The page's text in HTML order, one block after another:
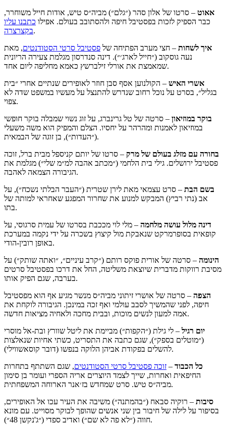
אאוט – סרטו של אלון סהר (״גלם״) מביה״ס טיש, אודות חייל משוחרר,
כבר הספיק לזכות בפסטיבל חיפה ולהסתובב בעולם. אפילו כתבנו עליו
בקצרצרה.
איך לשחות – חצי מערב הפתיחה של פסטיבל סרטי הסטודנטים, מאת
נעה גוסקוב (״חייל לארג׳״). דינה סנדרסון מגלמת צעירה הריונית
שמאמצת את אורלי זילברשץ כאמא מחליפה ליום אחד.
אשרי האיש – הקולנוען אסף סבן חוזר לאופירים שנתיים אחרי ״בית
בגליל״, בסרט על נוכל רחוב שנדרש להתנצל על מעשיו במשפט שדה לא
צפוי.
בוקר במוזיאון – סרטה של טל גרינברג, על זוג נשוי שמבלה בוקר חופשי
במוזיאון לאמנות ומהרהר על יחסיו. הצלם והמפיק הוא משה משעלי
(״העדות״), בן זוגה של הבמאית.
בחורה עם מזלג בעולם של מרק – סרטו של יותם קניספל מבית ברל, זוכה
פסטיבל ירושלים. גילי בית הלחמי (״מכתב אהבה למ״מ שלי״) מגלמת את
הגיבורה הצמאה לאהבה.
בשם הבת – סרט עצמאי מאת לירן שטרית (״העבר הבלתי נשכח״), על
אב (נתי רביץ) המבקש למנוע את שחרור המפגע שאחראי למותה של
בתו.
דינה מלול עושה מלחמה – מלי לוי מככבת בסרטו של עמית סרגוסי, על
קופאית בסופרמרקט שנאבקת מול קיצוץ בשכרה על ידי נקמה במערכת
באופן רובין-הודי.
הינומה – סרטה של אורית פוקס רותם (״קרב עיניים״, ״ואתה שותק״) על
מסיבת רווקות מדברית שיוצאת משליטה, החל את דרכו בפסטיבל סרטים
בערבה, שגם הפיק אותו.
הצפה – סרטה של אושרי זיתוני מביה״ס מנשר מגיע אף הוא מפסטיבל
חיפה, לפני שהמשיך לסבב עולמי ואף זכה במינכן. הגיבורה לוקחת את
אמה למעון לנשים מוכות, ובבית מחכה ולאחיה מציאות חדשה.
יום רגיל – לי גילת (״הקפות״) מביימת את ליטל שוורץ ובת-אל מוסרי
(״מוטלים בספק״), שגם כתבה את התסריט, כשתי אחיות שנאלצות
להשלים בפקודת אביהן הלוקה בנפשו (דובר קוסאשווילי).
כל הכבוד – זוכה פסטיבל סרטי הסטודנטים, שגם השתתף בתחרות
החיפאית ואחרות, שייך לצמד היוצרים אריה הספרי ועומר בן סימון
מביה״ס טיש. סרט שמחדש בז׳אנר הארוחה המשפחתית.
סיבות – רוקיה סבאח (״בהמתנה״) משיבה את העיר עכו אל האופירים,
בסיפור על לילה של חיבור בין שני אנשים שהופך לבוקר מסוייט. עם מונא
חווה (״לא פה לא שם״) ואדיב ספדי (״ג'נקשן 48״).